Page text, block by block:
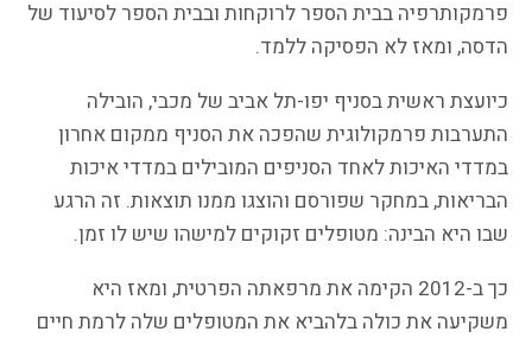
פרמקותרפיה בבית הספר לרוקחות ובבית הספר לסיעוד של
הדסה, ומאז לא הפסיקה ללמד.
כיועצת ראשית בסניף יפו-תל אביב של מכבי, הובילה
התערבות פרמקולוגית שהפכה את הסניף ממקום אחרון
במדדי האיכות לאחד הסניפים המובילים במדדי איכות
הבריאות, במחקר שפורסם והוצגו ממנו תוצאות. זה הרגע
שבו היא הבינה: מטופלים זקוקים למישהו שיש לו זמן.
כך ב-2012 הקימה את מרפאתה הפרטית, ומאז היא
משקיעה את כולה בלהביא את המטופלים שלה לרמת חיים